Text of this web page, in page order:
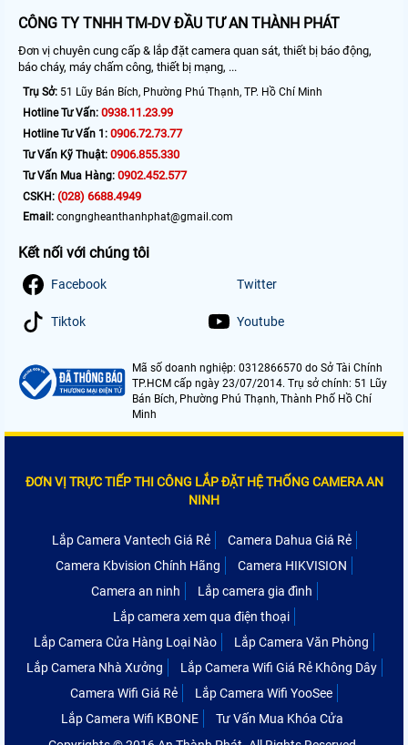
CÔNG TY TNHH TM-DV ĐẦU TƯ AN THÀNH PHÁT
Đơn vị chuyên cung cấp & lắp đặt camera quan sát, thiết bị báo động,
báo cháy, máy chấm công, thiết bị mạng, ...
Trụ Sở: 51 Lũy Bán Bích, Phường Phú Thạnh, TP. Hồ Chí Minh
Hotline Tư Vấn: 0938.11.23.99
Hotline Tư Vấn 1: 0906.72.73.77
Tư Vấn Kỹ Thuật: 0906.855.330
Tư Vấn Mua Hàng: 0902.452.577
CSKH: (028) 6688.4949
Email: congngheanthanhphat@gmail.com
Kết nối với chúng tôi
Facebook Twitter
Tiktok Youtube
Mã số doanh nghiệp: 0312866570 do Sở Tài Chính
TP.HCM cấp ngày 23/07/2014. Trụ sở chính: 51 Lũy
Bán Bích, Phường Phú Thạnh, Thành Phố Hồ Chí
Minh
ĐƠN VỊ TRỰC TIẾP THI CÔNG LẮP ĐẶT HỆ THỐNG CAMERA AN
NINH
Lắp Camera Vantech Giá Rẻ
Camera Dahua Giá Rẻ
Camera Kbvision Chính Hãng
Camera HIKVISION
Camera an ninh
Lắp camera gia đình
Lắp camera xem qua điện thoại
Lắp Camera Cửa Hàng Loại Nào
Lắp Camera Văn Phòng
Lắp Camera Nhà Xưởng
Lắp Camera Wifi Giá Rẻ Không Dây
Camera Wifi Giá Rẻ
Lắp Camera Wifi YooSee
Lắp Camera Wifi KBONE
Tư Vấn Mua Khóa Cửa